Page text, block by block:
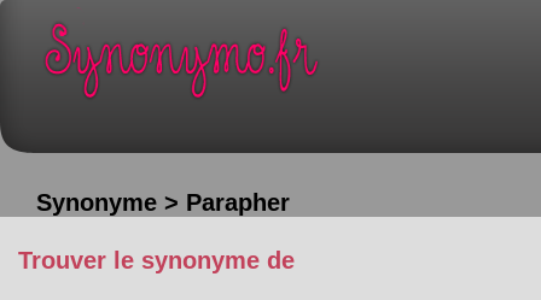
Synonyme > Parapher
Trouver le synonyme de